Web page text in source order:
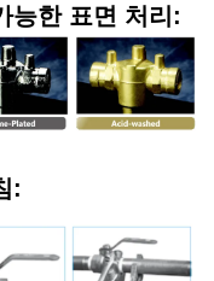
능한 표면 처리:
: